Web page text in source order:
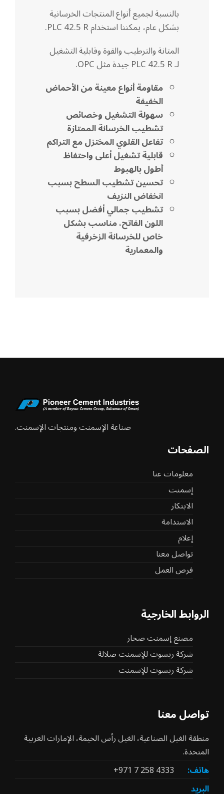
بالنسبة لجميع أنواع المنتجات الخرسانية
بشكل عام، يمكننا استخدام PLC 42.5 R.
المتانة والترطيب والقوة وقابلية التشغيل
لـ PLC 42.5 R جيدة مثل OPC.
مقاومة أنواع معينة من الأحماض
الخفيفة
سهولة التشغيل وخصائص
تشطيب الخرسانة الممتازة
تفاعل القلوي المختزل مع التراكم
قابلية تشغيل أعلى واحتفاظ
أطول بالهبوط
تحسين تشطيب السطح بسبب
انخفاض النزيف
تشطيب جمالي أفضل بسبب
اللون الفاتح، مناسب بشكل
خاص للخرسانة الزخرفية
والمعمارية
صناعة الإسمنت ومنتجات الإسمنت.
الصفحات
معلومات عنا
إسمنت
الابتكار
الاستدامة
إعلام
تواصل معنا
فرص العمل
الروابط الخارجية
مصنع إسمنت صحار
شركة ريسوت للإسمنت صلالة
شركة ريسوت للإسمنت
تواصل معنا
منطقة الغيل الصناعية، الغيل رأس الخيمة، الإمارات العربية
المتحدة.
هاتف:
+971 7 258 4333
البريد